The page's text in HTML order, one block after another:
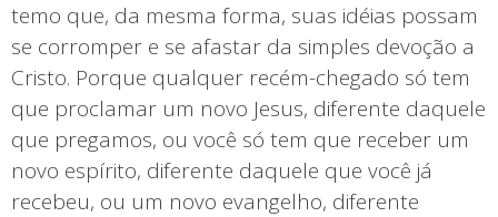
temo que, da mesma forma, suas idéias possam
se corromper e se afastar da simples devoção a
Cristo. Porque qualquer recém-chegado só tem
que proclamar um novo Jesus, diferente daquele
que pregamos, ou você só tem que receber um
novo espírito, diferente daquele que você já
recebeu, ou um novo evangelho, diferente